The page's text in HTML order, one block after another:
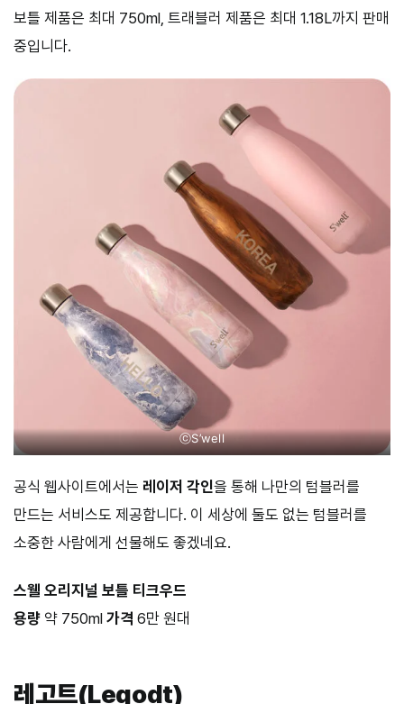
보틀 제품은 최대 750ml, 트래블러 제품은 최대 1.18L까지 판매
중입니다.
ⓒS’well
공식 웹사이트에서는 레이저 각인을 통해 나만의 텀블러를
만드는 서비스도 제공합니다. 이 세상에 둘도 없는 텀블러를
소중한 사람에게 선물해도 좋겠네요.
스웰 오리지널 보틀 티크우드
용량 약 750ml 가격 6만 원대
레고트(Legodt)